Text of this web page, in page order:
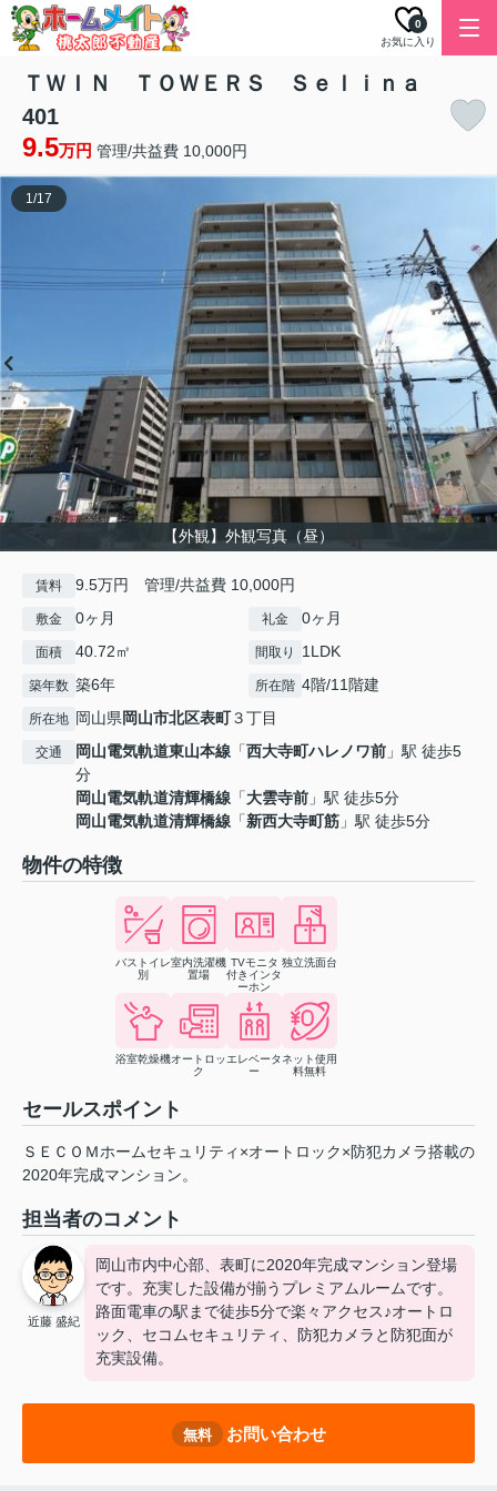
お気に入り
0
ＴＷＩＮ ＴＯＷＥＲＳ Ｓｅｌｉｎａ
401
9.5万円 管理/共益費 10,000円
【外観】外観写真（昼）
1/17
賃料 9.5万円 管理/共益費 10,000円
敷金 0ヶ月 礼金 0ヶ月
面積 40.72㎡ 間取り 1LDK
築年数 築6年 所在階 4階/11階建
所在地 岡山県岡山市北区表町３丁目
交通 岡山電気軌道東山本線 「西大寺町ハレノワ前 」駅 徒歩5
分
岡山電気軌道清輝橋線 「大雲寺前 」駅 徒歩5分
岡山電気軌道清輝橋線 「新西大寺町筋 」駅 徒歩5分
物件の特徴
バストイレ
別
室内洗濯機
置場
TVモニタ
付きインタ
ーホン
独立洗面台
浴室乾燥機オートロッ
ク
エレベータ
ー
ネット使用
料無料
セールスポイント
ＳＥＣＯＭホームセキュリティ×オートロック×防犯カメラ搭載の
2020年完成マンション。
担当者のコメント
近藤 盛紀
岡山市内中心部、表町に2020年完成マンション登場
です。充実した設備が揃うプレミアムルームです。
路面電車の駅まで徒歩5分で楽々アクセス♪オートロ
ック、セコムセキュリティ、防犯カメラと防犯面が
充実設備。
無料 お問い合わせ